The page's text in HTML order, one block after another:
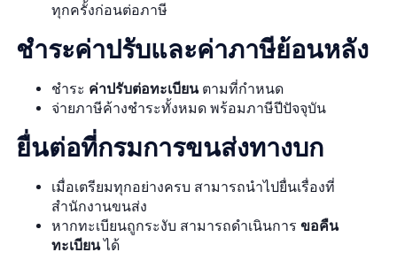
ทุกครั้งก่อนต่อภาษี
ชำระค่าปรับและค่าภาษีย้อนหลัง
ชำระ ค่าปรับต่อทะเบียนตามที่กำหนด
จ่ายภาษีค้างชำระทั้งหมด พร้อมภาษีปีปัจจุบัน
ยื่นต่อที่กรมการขนส่งทางบก
เมื่อเตรียมทุกอย่างครบ สามารถนำไปยื่นเรื่องที่
สำนักงานขนส่ง
หากทะเบียนถูกระงับ สามารถดำเนินการ ขอคืน
ทะเบียนได้